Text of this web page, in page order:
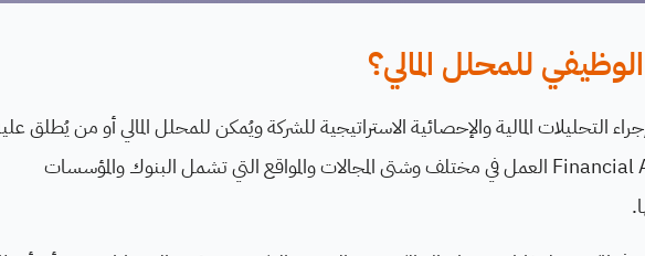
للمحلل المالي؟
التحليلات المالية والإحصائية الاستراتيجية للشركة ويُمكن للمحلل المالي أو من يُطلق
باللغة الإنجلزية Financial Analyst العمل في مختلف وشتى المجالات والمواقع التي تشمل البنوك والمؤسسات